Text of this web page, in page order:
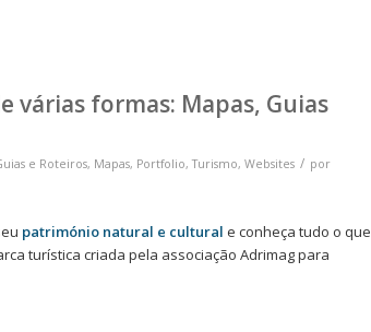
várias formas: Mapas, Guias
e Roteiros, Mapas, Portfolio,Turismo, Websites / por
património natural e cultural e conheça tudo o que
turística criada pela associação Adrimag para